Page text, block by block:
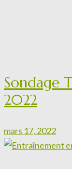
Sondage
2022
mars 17, 2022